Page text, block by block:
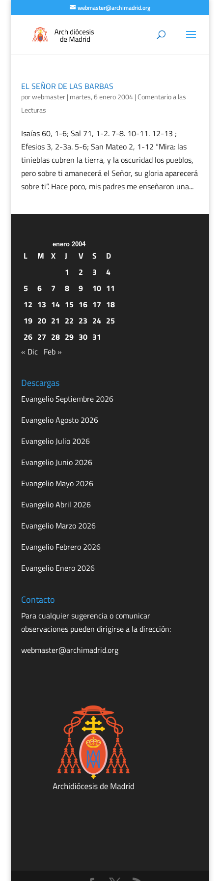
webmaster@archimadrid.org
EL SEÑOR DE LAS BARBAS
porwebmaster| martes, 6 enero 2004|Comentario a las
Lecturas
Isaías 60, 1-6; Sal 71, 1-2. 7-8. 10-11. 12-13 ;
Efesios 3, 2-3a. 5-6; San Mateo 2, 1-12 “Mira: las
tinieblas cubren la tierra, y la oscuridad los pueblos,
pero sobre ti amanecerá el Señor, su gloria aparecerá
sobre ti”. Hace poco, mis padres me enseñaron una...
enero 2004
L M X J V S
D
1
2 3
4
5
6 7 8 9 10 11
12 13 14 15 16 17 18
19 20 21 22 23 24 25
26 27 28 29 30 31
« Dic Feb »
Descargas
Evangelio Septiembre 2026
Evangelio Agosto 2026
Evangelio Julio 2026
Evangelio Junio 2026
Evangelio Mayo 2026
Evangelio Abril 2026
Evangelio Marzo 2026
Evangelio Febrero 2026
Evangelio Enero 2026
Contacto
Para cualquier sugerencia o comunicar
observaciones pueden dirigirse a la dirección:
webmaster@archimadrid.org